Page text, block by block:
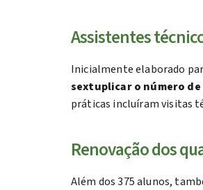
Assistentes
Inicialmente elaborado
sextuplicar o número
práticas incluíram visitas
Renovação dos
Além dos 375 alunos,